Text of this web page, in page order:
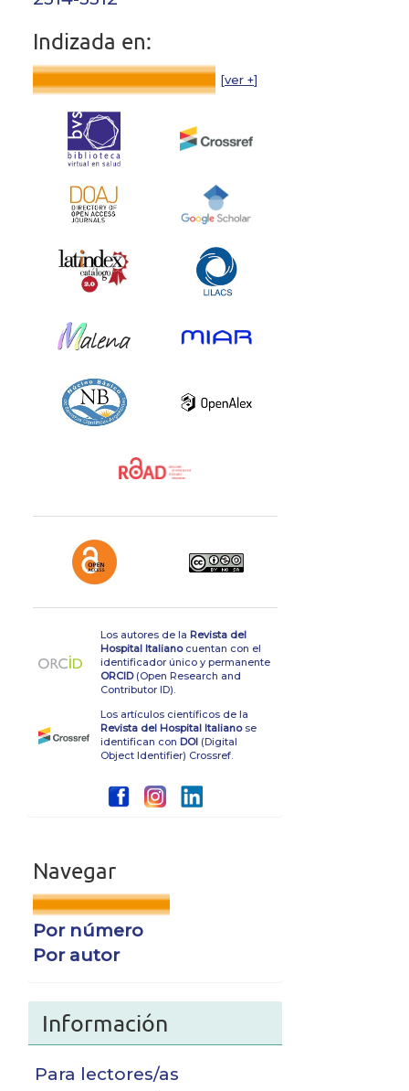
Indizada en:
[ver +]
Los autores de la Revista del
Hospital Italianocuentan con el
identificador único y permanente
ORCID(Open Research and
Contributor ID).
Los artículos científicos de la
Revista del Hospital Italianose
identifican con DOI (Digital
Object Identifier) Crossref.
navegar
Navegar
Por número
Por autor
Información
Para lectores/as